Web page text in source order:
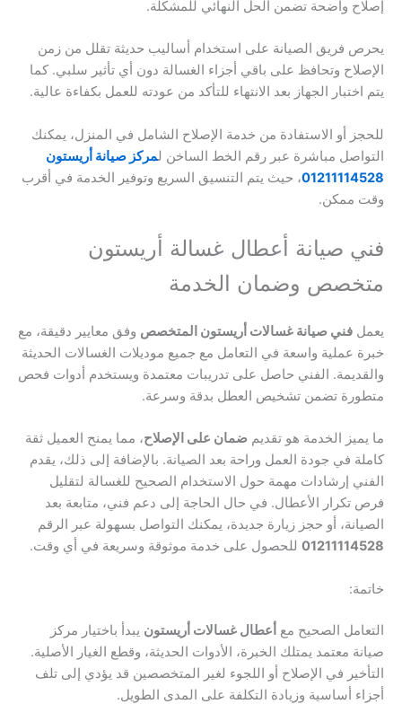
إصلاح واضحة تضمن الحل النهائي للمشكلة.
يحرص فريق الصيانة على استخدام أساليب حديثة تقلل من زمن
الإصلاح وتحافظ على باقي أجزاء الغسالة دون أي تأثير سلبي. كما
يتم اختبار الجهاز بعد الانتهاء للتأكد من عودته للعمل بكفاءة عالية.
للحجز أو الاستفادة من خدمة الإصلاح الشامل في المنزل، يمكنك
التواصل مباشرة عبر رقم الخط الساخن لمركز صيانة أريستون
01211114528، حيث يتم التنسيق السريع وتوفير الخدمة في أقرب
وقت ممكن.
فني صيانة أعطال غسالة أريستون
متخصص وضمان الخدمة
يعمل فني صيانة غسالات أريستون المتخصص وفق معايير دقيقة، مع
خبرة عملية واسعة في التعامل مع جميع موديلات الغسالات الحديثة
والقديمة. الفني حاصل على تدريبات معتمدة ويستخدم أدوات فحص
متطورة تضمن تشخيص العطل بدقة وسرعة.
ما يميز الخدمة هو تقديم ضمان على الإصلاح، مما يمنح العميل ثقة
كاملة في جودة العمل وراحة بعد الصيانة. بالإضافة إلى ذلك، يقدم
الفني إرشادات مهمة حول الاستخدام الصحيح للغسالة لتقليل
فرص تكرار الأعطال. في حال الحاجة إلى دعم فني، متابعة بعد
الصيانة، أو حجز زيارة جديدة، يمكنك التواصل بسهولة عبر الرقم
01211114528 للحصول على خدمة موثوقة وسريعة في أي وقت.
خاتمة:
التعامل الصحيح مع أعطال غسالات أريستون يبدأ باختيار مركز
صيانة معتمد يمتلك الخبرة، الأدوات الحديثة، وقطع الغيار الأصلية.
التأخير في الإصلاح أو اللجوء لغير المتخصصين قد يؤدي إلى تلف
أجزاء أساسية وزيادة التكلفة على المدى الطويل.